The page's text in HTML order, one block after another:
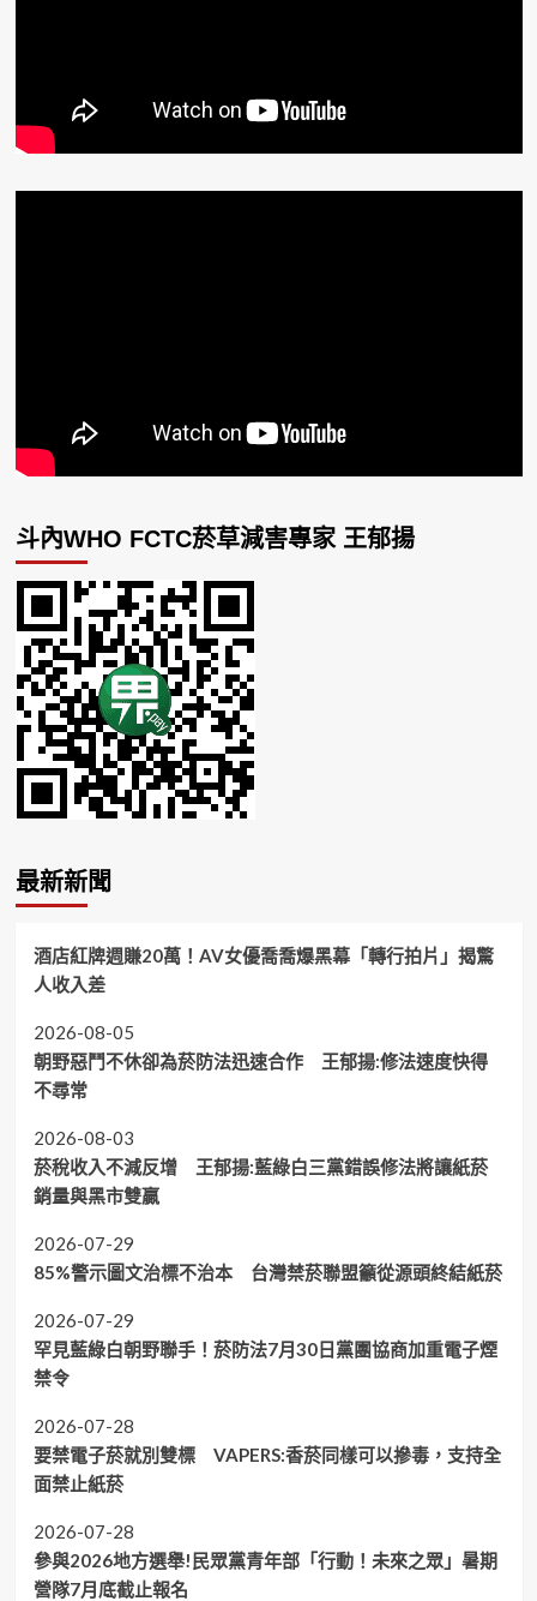
斗內WHO FCTC菸草減害專家 王郁揚
最新新聞
酒店紅牌週賺20萬！AV女優喬喬爆黑幕「轉行拍片」揭驚
人收入差
2026-08-05
朝野惡鬥不休卻為菸防法迅速合作 王郁揚:修法速度快得
不尋常
2026-08-03
菸稅收入不減反增 王郁揚:藍綠白三黨錯誤修法將讓紙菸
銷量與黑市雙贏
2026-07-29
85%警示圖文治標不治本 台灣禁菸聯盟籲從源頭終結紙菸
2026-07-29
罕見藍綠白朝野聯手！菸防法7月30日黨團協商加重電子煙
禁令
2026-07-28
要禁電子菸就別雙標 VAPERS:香菸同樣可以摻毒，支持全
面禁止紙菸
2026-07-28
參與2026地方選舉!民眾黨青年部「行動！未來之眾」暑期
營隊7月底截止報名